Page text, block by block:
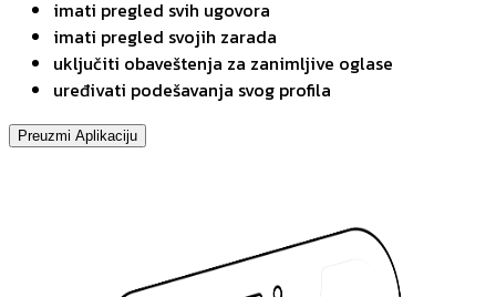
imati pregled svih ugovora
imati pregled svojih zarada
uključiti obaveštenja za zanimljive oglase
uređivati podešavanja svog profila
Preuzmi Aplikaciju